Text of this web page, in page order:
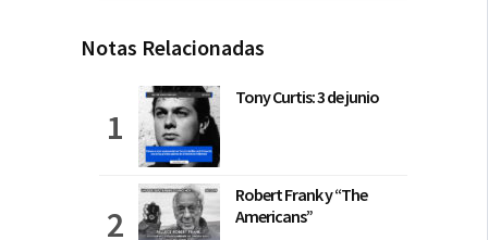
Notas Relacionadas
Tony Curtis: 3 de junio
Robert Frank y “The
Americans”